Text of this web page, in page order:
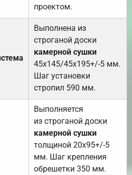
проектом.
Выполнена из
строганой доски
камерной сушки
45х145/45х195+/-5 мм.
Шаг установки
стропил 590 мм.
Выполняется
из строганой доски
камерной сушки
толщиной 20х95+/-5
мм. Шаг крепления
обрешетки 350 мм.